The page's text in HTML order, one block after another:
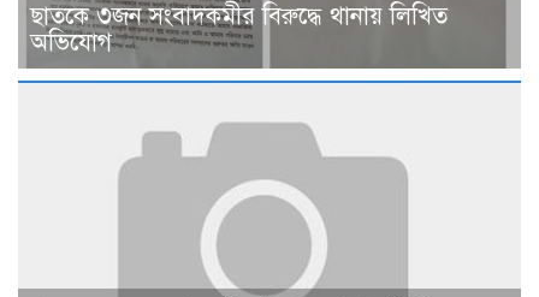
ছাত‌কে ৩জন সংবাদকমীর বিরু‌দ্ধে থানায় লিখিত
অভিযোগ